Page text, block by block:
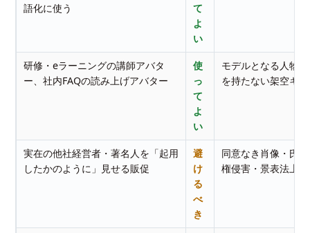
語化に使う
て
よ
い
研修・eラーニングの講師アバタ
ー、社内FAQの読み上げアバター
使
っ
て
よ
い
モデルとなる人物
を持たない架空キ
実在の他社経営者・著名人を「起用
したかのように」見せる販促
避
け
る
べ
き
同意なき肖像・氏
権侵害・景表法上